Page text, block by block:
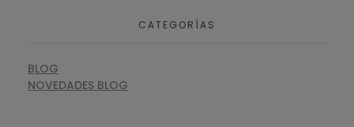
CATEGORÍAS
BLOG
NOVEDADES BLOG